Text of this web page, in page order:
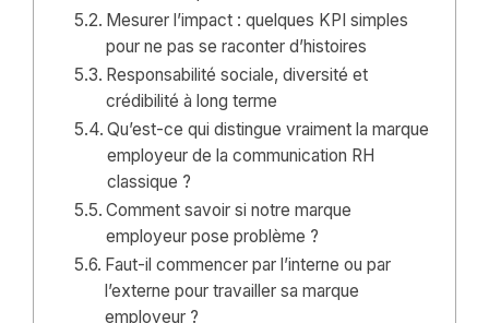
Mesurer l’impact : quelques KPI simples
pour ne pas se raconter d’histoires
Responsabilité sociale, diversité et
crédibilité à long terme
Qu’est-ce qui distingue vraiment la marque
employeur de la communication RH
classique ?
Comment savoir si notre marque
employeur pose problème ?
Faut-il commencer par l’interne ou par
l’externe pour travailler sa marque
employeur ?